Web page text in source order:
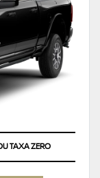
TAXA ZERO